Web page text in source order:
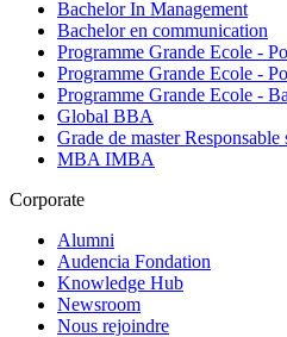
Bachelor In Management
Bachelor en communication
Programme Grande Ecole -
Programme Grande Ecole -
Programme Grande Ecole -
Global BBA
Grade de master
MBA IMBA
Corporate
Alumni
Audencia Fondation
Knowledge Hub
Newsroom
Nous rejoindre